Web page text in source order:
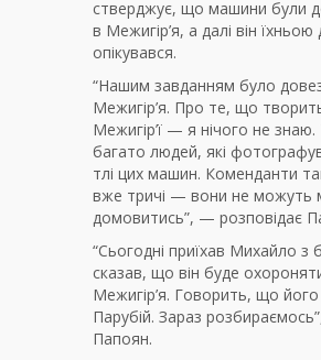
стверджує, що машини були
в Межигір’я, а далі він
опікувався.
“Нашим завданням було
Межигір’я. Про те, що
Межигір’ї — я нічого не
багато людей, які
тлі цих машин. Коменданти
вже тричі — вони не можуть
домовитись”, — розповідає
“Сьогодні приїхав Михайло з
сказав, що він буде
Межигір’я. Говорить, що
Парубій. Зараз
Папоян.